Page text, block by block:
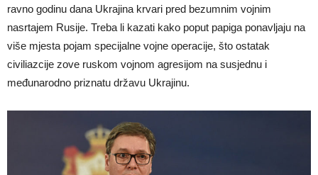
ravno godinu dana Ukrajina krvari pred bezumnim vojnim
nasrtajem Rusije. Treba li kazati kako poput papiga ponavljaju na
više mjesta pojam specijalne vojne operacije, što ostatak
civiliazcije zove ruskom vojnom agresijom na susjednu i
međunarodno priznatu državu Ukrajinu.